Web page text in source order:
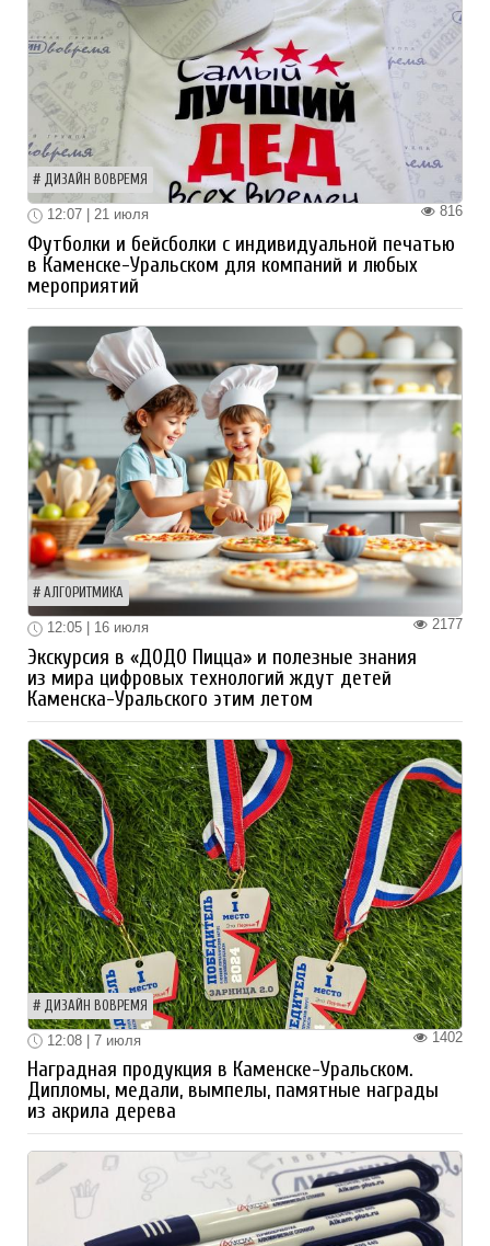
ДИЗАЙН ВОВРЕМЯ
816
12:07 | 21 июля
Футболки и бейсболки с индивидуальной печатью
в Каменске-Уральском для компаний и любых
мероприятий
АЛГОРИТМИКА
2177
12:05 | 16 июля
Экскурсия в «ДОДО Пицца» и полезные знания
из мира цифровых технологий ждут детей
Каменска-Уральского этим летом
ДИЗАЙН ВОВРЕМЯ
1402
12:08 | 7 июля
Наградная продукция в Каменске-Уральском.
Дипломы, медали, вымпелы, памятные награды
из акрила дерева